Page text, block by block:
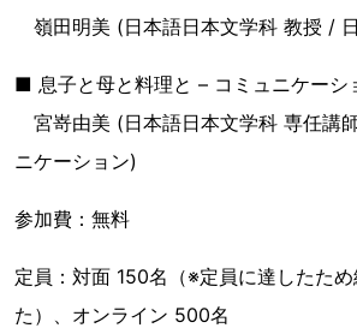
嶺田明美 (日本語日本文学科 教授 /
■ 息子と母と料理と – コミュニケーシ
宮嵜由美 (日本語日本文学科 専任講
ニケーション)
参加費：無料
定員：対面 150名（※定員に達したた
た）、オンライン 500名